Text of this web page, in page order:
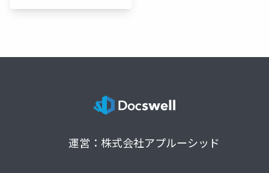
運営：株式会社アプルーシッド